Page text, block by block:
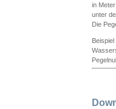
in
unter
Die